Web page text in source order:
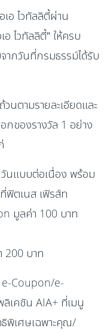
เอ ไวทัลลิตี้ผ่าน
อ ไวทัลลิตี้” ให้ครบ
ากวันที่กรมธรรม์ได้รับ
นตามรายละเอียดและ
กของรางวัล 1 อย่าง
วันแบบต่อเนื่อง พร้อม
ฟิตเนส เฟิรส์ท
มูลค่า 100 บาท
200 บาท
e-Coupon/e-
เคชัน AIA+ ที่เมนู
พิเศษเฉพาะคุณ/